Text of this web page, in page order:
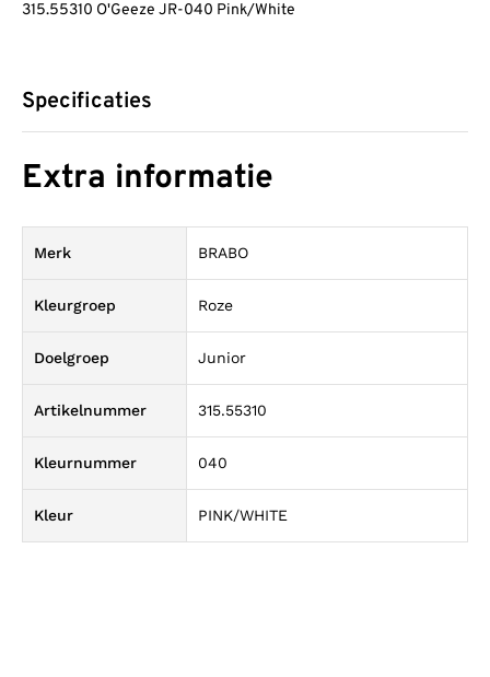
315.55310 O'Geeze JR-040 Pink/White
Specificaties
Extra informatie
Merk BRABO
Kleurgroep Roze
Doelgroep Junior
Artikelnummer 315.55310
Kleurnummer 040
Kleur PINK/WHITE